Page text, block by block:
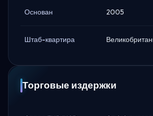
Основан 2005
Штаб-квартира
Торговые издержки